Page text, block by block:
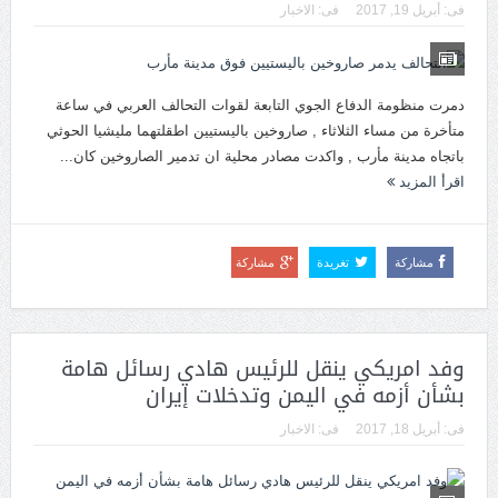
فى: أبريل 19, 2017 فى: الاخبار
دمرت منظومة الدفاع الجوي التابعة لقوات التحالف العربي في ساعة
متأخرة من مساء الثلاثاء , صاروخين باليستيين اطقلتهما مليشيا الحوثي
باتجاه مدينة مأرب , واكدت مصادر محلية ان تدمير الصاروخين كان...
اقرأ المزيد
مشاركة تغريدة مشاركة
وفد امريكي ينقل للرئيس هادي رسائل هامة
بشأن أزمه في اليمن وتدخلات إيران
فى: أبريل 18, 2017 فى: الاخبار